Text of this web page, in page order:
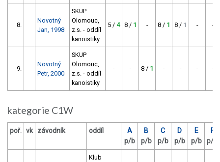
8.
Novotný
Jan, 1998
SKUP
Olomouc,
z.s. - oddíl
kanoistiky
5 / 4 8 / 1 - 8 / 1 8 / 1 - -
9.
Novotný
Petr, 2000
SKUP
Olomouc,
z.s. - oddíl
kanoistiky
- - 8 / 1 - - - -
kategorie C1W
poř. vk závodník oddíl
A
p/b
B
p/b
C
p/b
D
p/b
E
p/b
F
p/b
Klub